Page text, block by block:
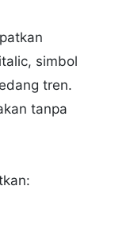
simbol
tren.
tanpa